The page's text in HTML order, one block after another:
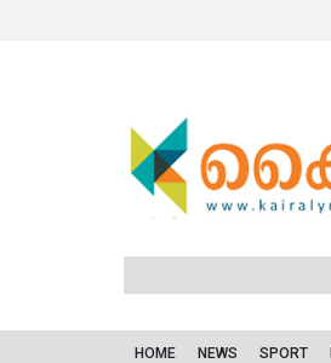
HOME NEWS SPORT